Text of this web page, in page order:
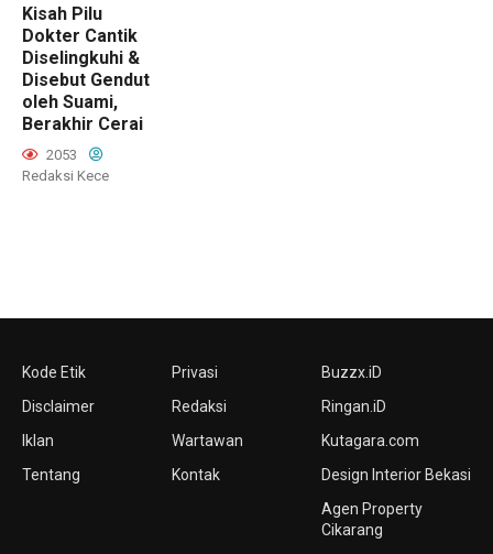
Kisah Pilu
Dokter Cantik
Diselingkuhi &
Disebut Gendut
oleh Suami,
Berakhir Cerai
2053
Redaksi Kece
Kode Etik
Disclaimer
Iklan
Tentang
Privasi
Redaksi
Wartawan
Kontak
Buzzx.iD
Ringan.iD
Kutagara.com
Design Interior Bekasi
Agen Property
Cikarang